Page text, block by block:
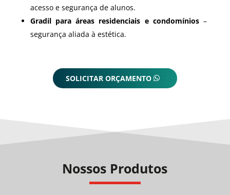
acesso e segurança de alunos.
Gradil para áreas residenciais e condomínios–
segurança aliada à estética.
SOLICITAR ORÇAMENTO
Nossos Produtos